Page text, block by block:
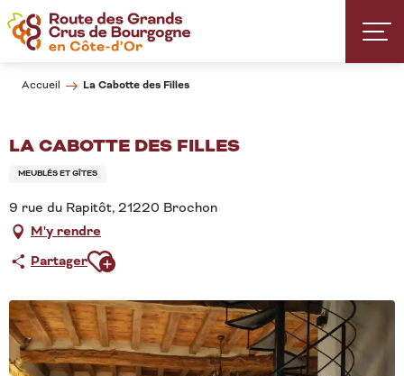
Aller
au
contenu
Accueil La Cabotte des Filles
LA CABOTTE DES FILLES
MEUBLÉS ET GÎTES
9 rue du Rapitôt, 21220 Brochon
M'y rendre
PartagerAjouter aux favoris